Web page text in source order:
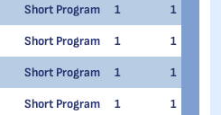
Short Program 1 1
Short Program 1 1
Short Program 1 1
Short Program 1 1